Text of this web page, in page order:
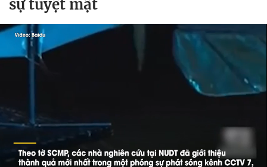
sự tuyệt mật